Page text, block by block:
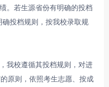
。若生源省份有明确的投档
投档规则，按我校录取规
我校遵循其投档规则，对进
原则，依照考生志愿、按成